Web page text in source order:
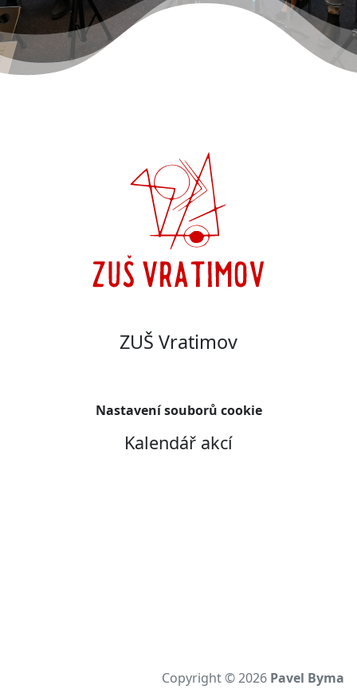
ZUŠ Vratimov
Nastavení souborů cookie
Kalendář akcí
Copyright © 2026 Pavel Byma